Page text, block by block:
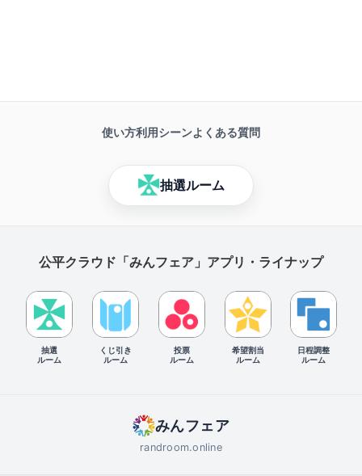
使い方利用シーンよくある質問
抽選ルーム
公平クラウド「みんフェア」アプリ・ライナップ
抽選
ルーム
くじ引き
ルーム
投票
ルーム
希望割当
ルーム
日程調整
ルーム
みんフェア
randroom.online